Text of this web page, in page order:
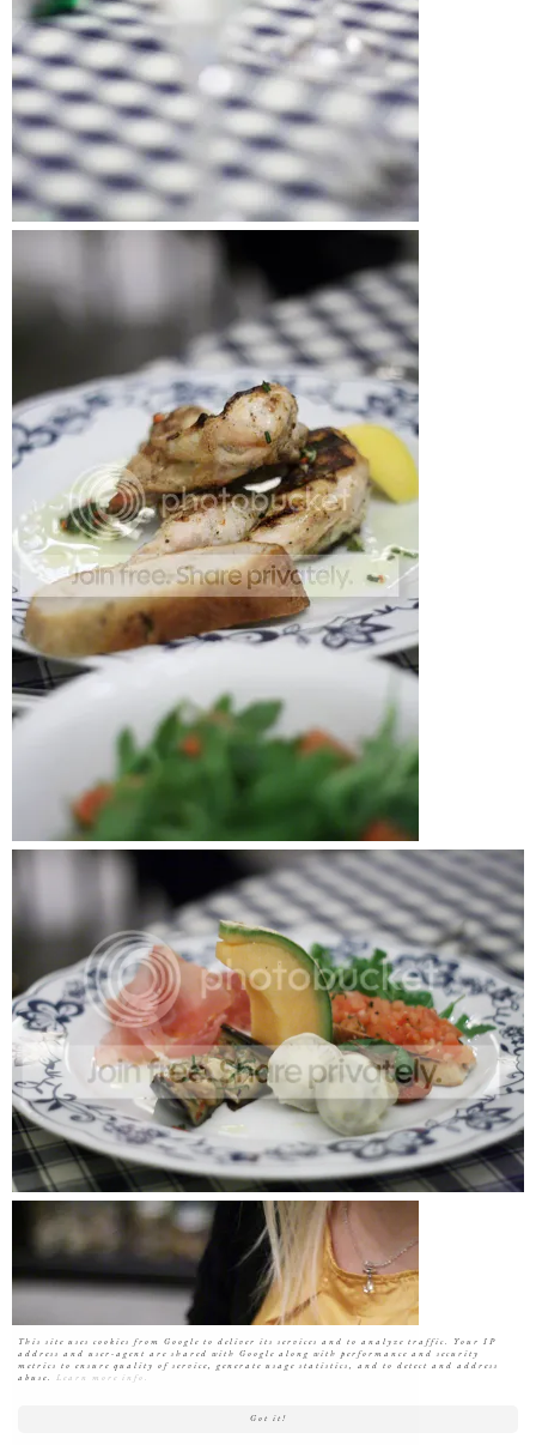
Got it!
This site uses cookies from Google to deliver its services and to analyze traffic. Your IP
address and user-agent are shared with Google along with performance and security
metrics to ensure quality of service, generate usage statistics, and to detect and address
abuse. Learn more info.